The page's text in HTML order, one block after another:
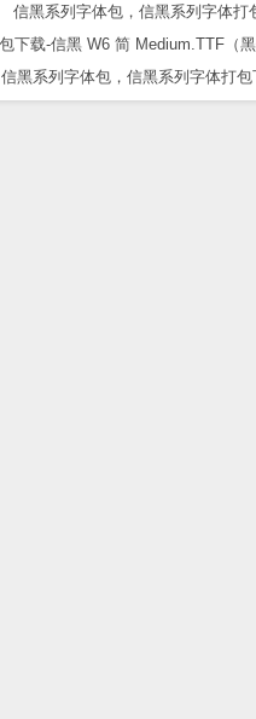
信黑系列字体包，信黑系列字体
信黑系列字体包，信黑系列字体打